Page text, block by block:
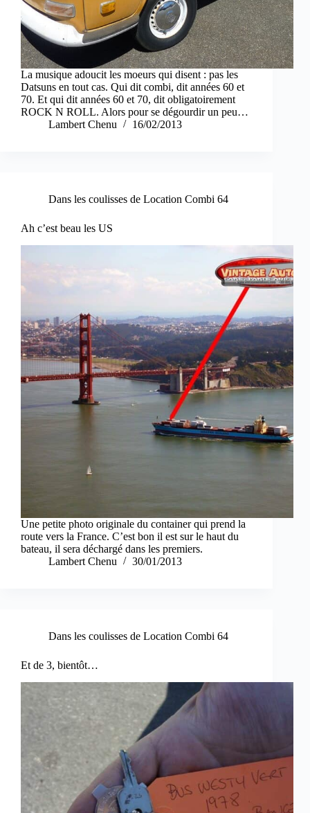
La musique adoucit les moeurs qui disent : pas les
Datsuns en tout cas. Qui dit combi, dit années 60 et
70. Et qui dit années 60 et 70, dit obligatoirement
ROCK N ROLL. Alors pour se dégourdir un peu…
Lambert Chenu
16/02/2013
Dans les coulisses de Location Combi 64
Ah c’est beau les US
Une petite photo originale du container qui prend la
route vers la France. C’est bon il est sur le haut du
bateau, il sera déchargé dans les premiers.
Lambert Chenu
30/01/2013
Dans les coulisses de Location Combi 64
Et de 3, bientôt…